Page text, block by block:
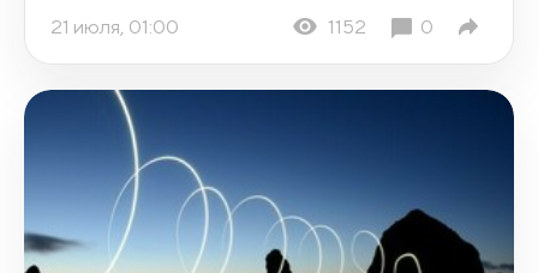
21 июля, 01:00 1152 0